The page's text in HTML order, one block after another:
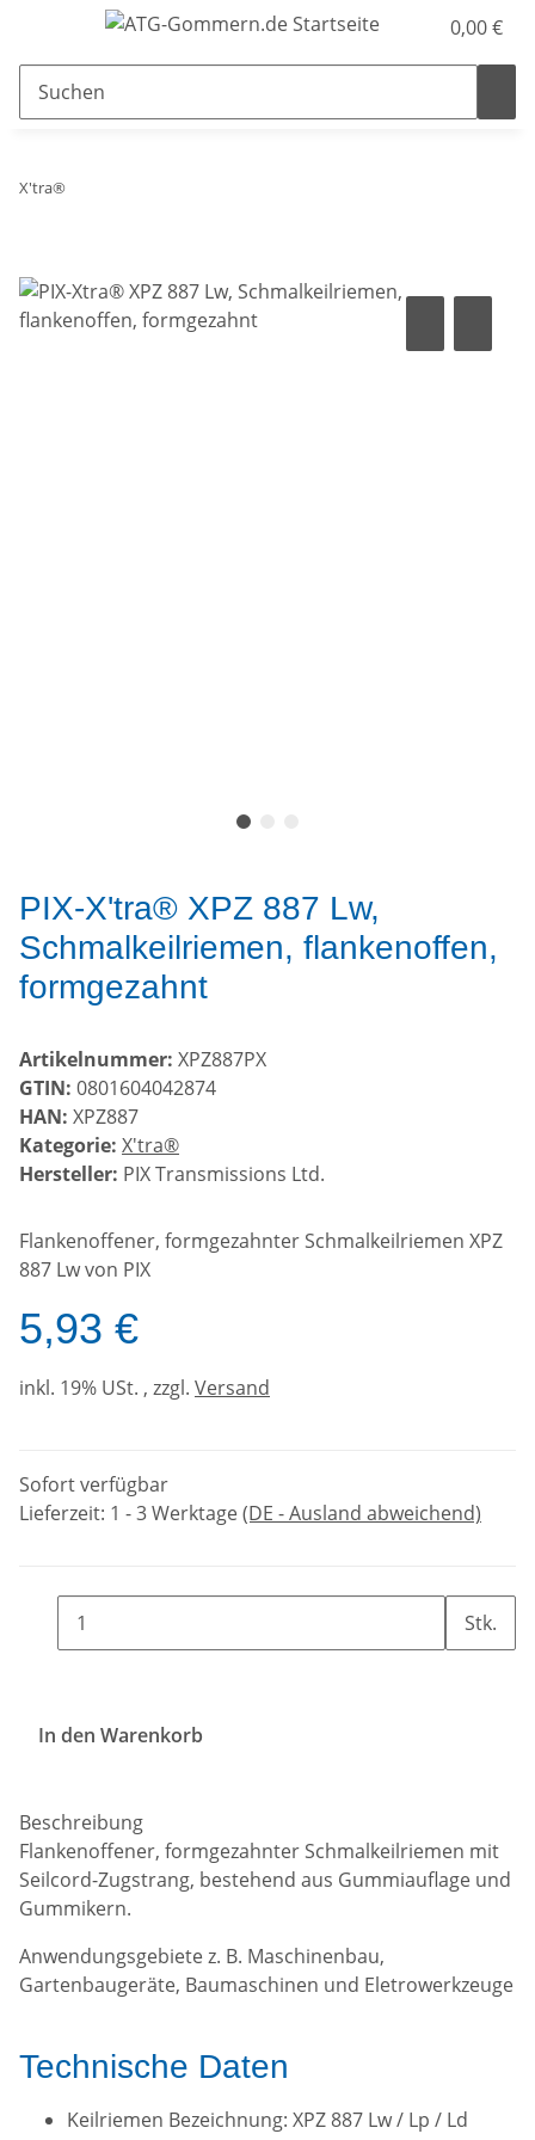
0,00 €
X'tra®
PIX-X'tra® XPZ 887 Lw,
Schmalkeilriemen, flankenoffen,
formgezahnt
Artikelnummer: XPZ887PX
GTIN: 0801604042874
HAN: XPZ887
Kategorie: X'tra®
Hersteller: PIX Transmissions Ltd.
Flankenoffener, formgezahnter Schmalkeilriemen XPZ
887 Lw von PIX
5,93 €
inkl. 19% USt. , zzgl. Versand
Sofort verfügbar
Lieferzeit: 1 - 3 Werktage(DE - Ausland abweichend)
Stk.
In den Warenkorb
Beschreibung
Flankenoffener, formgezahnter Schmalkeilriemen mit
Seilcord-Zugstrang, bestehend aus Gummiauflage und
Gummikern.
Anwendungsgebiete z. B. Maschinenbau,
Gartenbaugeräte, Baumaschinen und Eletrowerkzeuge
Technische Daten
Keilriemen Bezeichnung: XPZ 887 Lw / Lp / Ld